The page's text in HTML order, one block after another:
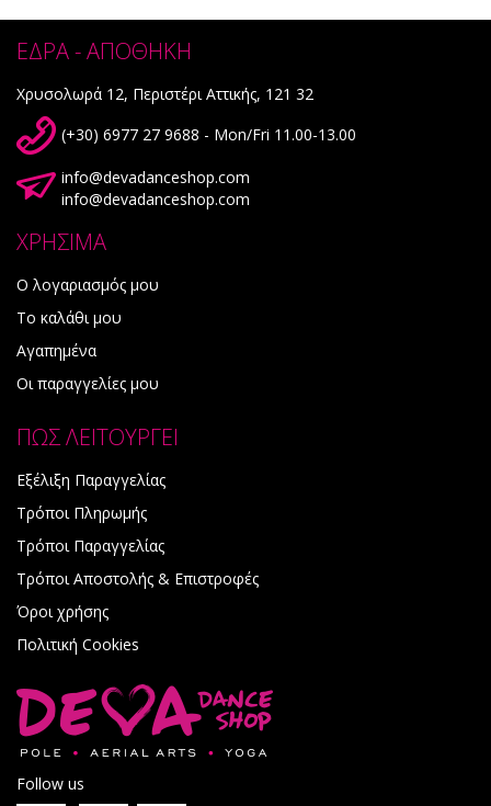
ΕΔΡΑ - ΑΠΟΘΗΚΗ
Χρυσολωρά 12, Περιστέρι Αττικής, 121 32
(+30) 6977 27 9688 - Mon/Fri 11.00-13.00
info@devadanceshop.com
info@devadanceshop.com
ΧΡΗΣΙΜΑ
Ο λογαριασμός μου
Το καλάθι μου
Αγαπημένα
Οι παραγγελίες μου
ΠΩΣ ΛΕΙΤΟΥΡΓΕΙ
Εξέλιξη Παραγγελίας
Τρόποι Πληρωμής
Τρόποι Παραγγελίας
Τρόποι Αποστολής & Επιστροφές
Όροι χρήσης
Πολιτική Cookies
Follow us